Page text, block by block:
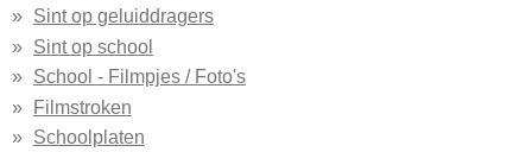
Sint op geluiddragers
Sint op school
School - Filmpjes / Foto's
Filmstroken
Schoolplaten